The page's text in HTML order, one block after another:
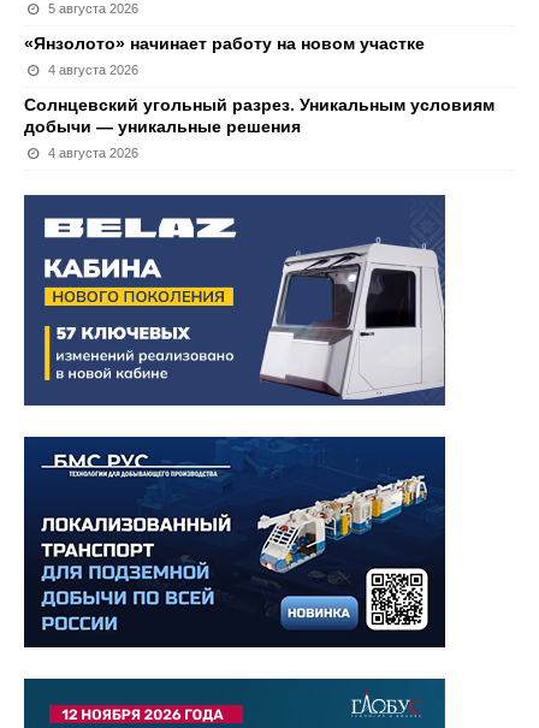
5 августа 2026
«Янзолото» начинает работу на новом участке
4 августа 2026
Солнцевский угольный разрез. Уникальным условиям
добычи — уникальные решения
4 августа 2026